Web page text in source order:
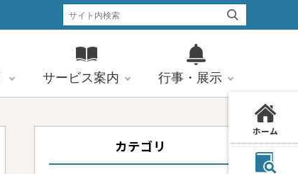
サービス案内 行事・展示
カテゴリ
ホーム